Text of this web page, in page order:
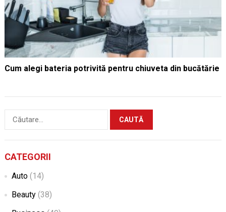
Cum alegi bateria potrivită pentru chiuveta din bucătărie
Caută
CATEGORII
Auto(14)
Beauty(38)